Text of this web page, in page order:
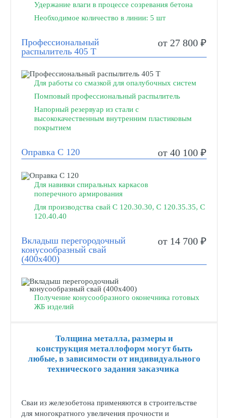
Удержание влаги в процессе созревания бетона
Необходимое количество в линии: 5 шт
Профессиональный
распылитель 405 Т
от 27 800 ₽
Для работы со смазкой для опалубочных систем
Помповый профессиональный распылитель
Напорный резервуар из стали с
высококачественным внутренним пластиковым
покрытием
Оправка С 120 от 40 100 ₽
Для навивки спиральных каркасов
поперечного армирования
Для производства свай С 120.30.30, С 120.35.35, С
120.40.40
Вкладыш перегородочный
конусообразный свай
(400х400)
от 14 700 ₽
Получение конусообразного оконечника готовых
ЖБ изделий
Толщина металла, размеры и
конструкция металлоформ могут быть
любые, в зависимости от индивидуального
технического задания заказчика
Сваи из железобетона применяются в строительстве
для многократного увеличения прочности и